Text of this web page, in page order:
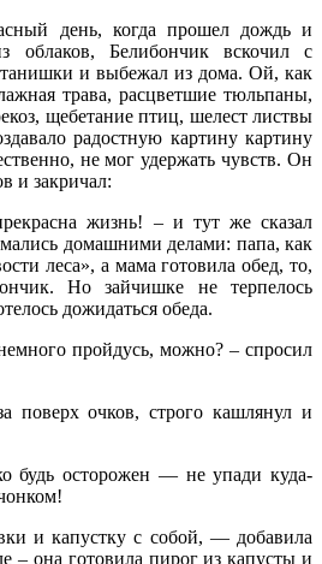
день, когда прошел дождь и
облаков, Белибончик вскочил с
и выбежал из дома. Ой, как
трава, расцветшие тюльпаны,
щебетание птиц, шелест листвы
радостную картину картину
не мог удержать чувств. Он
и закричал:
жизнь! – и тут же сказал
домашними делами: папа, как
леса», а мама готовила обед, то,
Но зайчишке не терпелось
дожидаться обеда.
пройдусь, можно? – спросил
поверх очков, строго кашлянул и
будь осторожен — не упади куда-
и капустку с собой, — добавила
– она готовила пирог из капусты и